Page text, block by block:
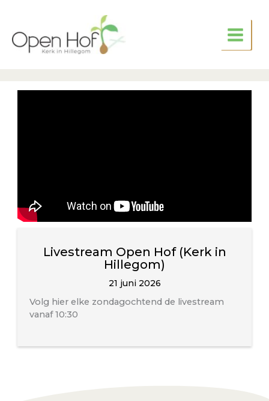
inhoud
Livestream Open Hof (Kerk in
Hillegom)
21 juni 2026
Volg hier elke zondagochtend de livestream
vanaf 10:30